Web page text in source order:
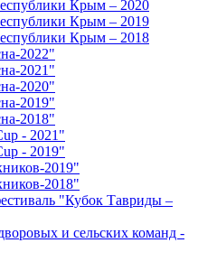
Крым – 2020
Крым – 2019
Крым – 2018
2022"
2021"
2020"
2019"
2018"
- 2021"
- 2019"
2019"
2018"
"Кубок Тавриды –
и сельских команд -